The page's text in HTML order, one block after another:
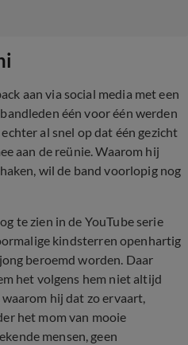
aan via social media met een
één voor één werden
al snel op dat één gezicht
aan de reünie. Waarom hij
wil de band voorlopig nog
te zien in de YouTube serie
kindsterren openhartig
beroemd worden. Daar
het volgens hem niet altijd
hij dat zo ervaart,
het mom van mooie
mensen, geen